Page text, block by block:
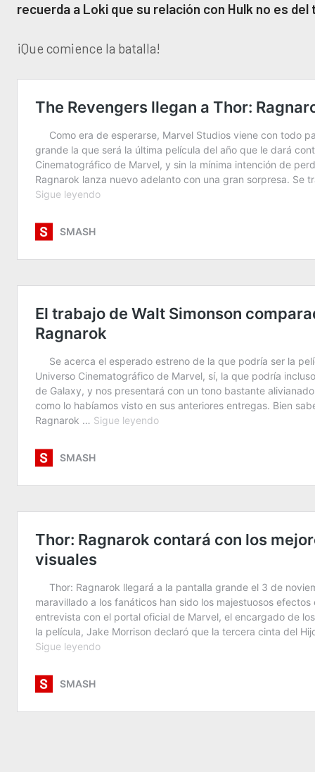
recuerda a Loki que su relación con Hulk no es del
¡Que comience la batalla!